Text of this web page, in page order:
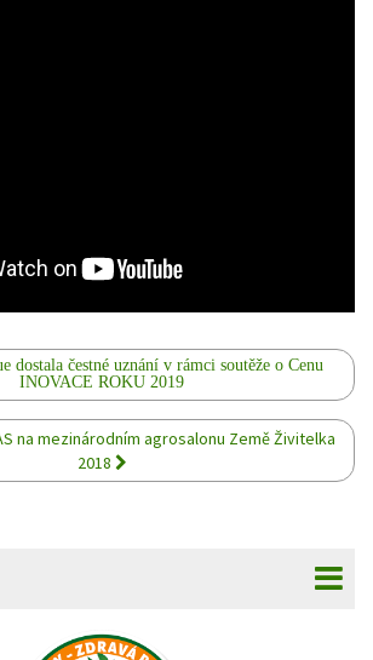
dostala čestné uznání v rámci soutěže o Cenu
INOVACE ROKU 2019
na mezinárodním agrosalonu Země Živitelka
2018